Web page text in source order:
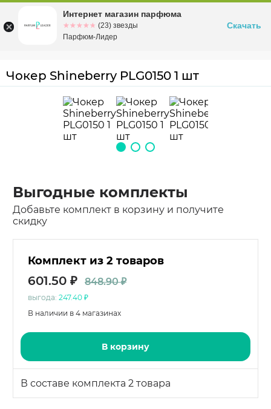
Омскул. Заозерная, 11, к. 1
Чокер Shineberry PLG0150 1 шт
Выгодные комплекты
Добавьте комплект в корзину и получите
скидку
В составе комплекта 2 товара
Комплект из 2 товаров
601.50 ₽ 848.90 ₽
выгода: 247.40 ₽
В наличии в 4 магазинах
В корзину
Интернет магазин парфюма
☆☆☆☆☆
★★★★★ (23) звезды
Парфюм-Лидер
Скачать